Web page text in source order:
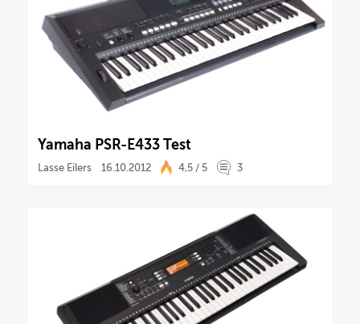
Yamaha PSR-E433 Test
Lasse Eilers 16.10.2012 4,5 / 5 3